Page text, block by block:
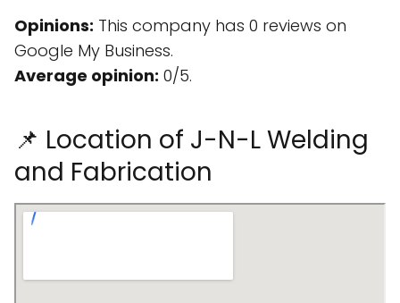
Opinions: This company has 0 reviews on
Google My Business.
Average opinion: 0/5.
📌 Location of J-N-L Welding
and Fabrication